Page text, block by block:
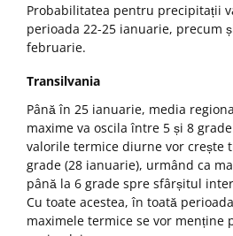
Probabilitatea pentru precipitații
perioada 22-25 ianuarie, precum
februarie.
Transilvania
Până în 25 ianuarie, media
maxime va oscila între 5 și 8
valorile termice diurne vor crește
grade (28 ianuarie), urmând ca
până la 6 grade spre sfârșitul
Cu toate acestea, în toată
maximele termice se vor menține